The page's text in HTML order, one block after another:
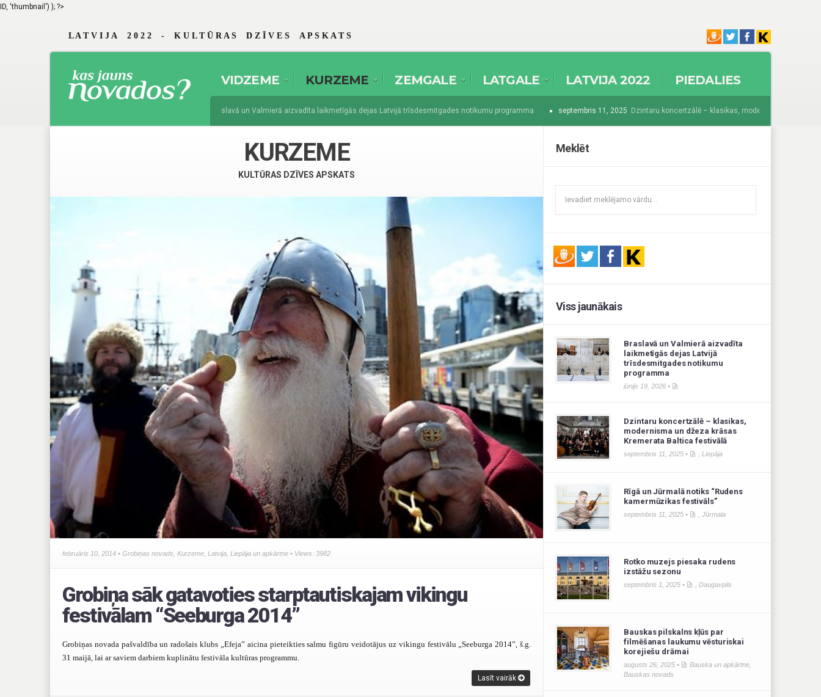
ID, 'thumbnail') ); ?>
L A T V I J A 2 0 2 2 - K U L T Ū R A S D Z Ī V E S A P S K A T S
VIDZEME KURZEME ZEMGALE LATGALE LATVIJA 2022 PIEDALIES
Braslavā un Valmierā aizvadīta laikmetīgās dejas Latvijā trīsdesmitgades notikumu programma septembris 11, 2025 Dzintaru koncertzālē – klasikas, modernisma un džeza
KURZEME
KULTŪRAS DZĪVES APSKATS
februāris 10, 2014 • Grobiņas novads Kurzeme Latvija Liepāja un apkārtne • Views: 3982
Grobiņa sāk gatavoties starptautiskajam vikingu
festivālam “Seeburga 2014”
Grobiņas novada pašvaldība un radošais klubs „Efeja” aicina pieteikties salmu figūru veidotājus uz vikingu festivālu „Seeburga 2014”, š.g.
31 maijā, lai ar saviem darbiem kuplinātu festivāla kultūras programmu.
Lasīt vairāk
Meklēt
Viss jaunākais
Braslavā un Valmierā aizvadīta
laikmetīgās dejas Latvijā
trīsdesmitgades notikumu
programma
jūnijs 19, 2026 •
Dzintaru koncertzālē – klasikas,
modernisma un džeza krāsas
Kremerata Baltica festivālā
septembris 11, 2025 • ,Liepāja
Rīgā un Jūrmalā notiks “Rudens
kamermūzikas festivāls”
septembris 11, 2025 • ,Jūrmala
Rotko muzejs piesaka rudens
izstāžu sezonu
septembris 1, 2025 • ,Daugavpils
Bauskas pilskalns kļūs par
filmēšanas laukumu vēsturiskai
korejiešu drāmai
augusts 26, 2025 • Bauska un apkārtne
Bauskas novads